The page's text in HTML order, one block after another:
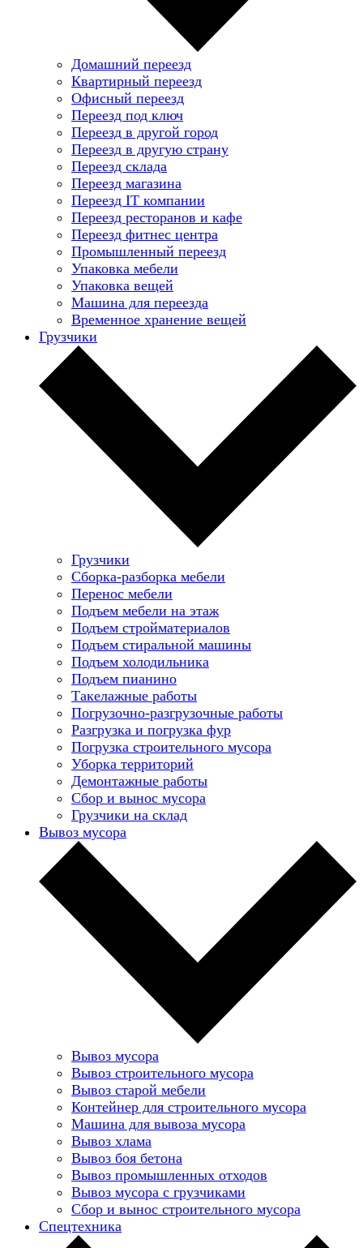
Домашний переезд
Квартирный переезд
Офисный переезд
Переезд под ключ
Переезд в другой город
Переезд в другую страну
Переезд склада
Переезд магазина
Переезд IT компании
Переезд ресторанов и кафе
Переезд фитнес центра
Промышленный переезд
Упаковка мебели
Упаковка вещей
Машина для переезда
Временное хранение вещей
Грузчики
Грузчики
Сборка-разборка мебели
Перенос мебели
Подъем мебели на этаж
Подъем стройматериалов
Подъем стиральной машины
Подъем холодильника
Подъем пианино
Такелажные работы
Погрузочно-разгрузочные работы
Разгрузка и погрузка фур
Погрузка строительного мусора
Уборка территорий
Демонтажные работы
Сбор и вынос мусора
Грузчики на склад
Вывоз мусора
Вывоз мусора
Вывоз строительного мусора
Вывоз старой мебели
Контейнер для строительного мусора
Машина для вывоза мусора
Вывоз хлама
Вывоз боя бетона
Вывоз промышленных отходов
Вывоз мусора с грузчиками
Сбор и вынос строительного мусора
Спецтехника